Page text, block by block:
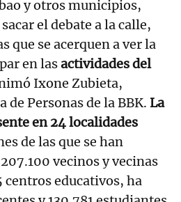
y otros municipios,
el debate a la calle,
que se acerquen a ver la
en lasactividades del
Ixone Zubieta,
de Personas de la BBK. La
en 24 localidades
de las que se han
vecinos y vecinas
centros educativos, ha